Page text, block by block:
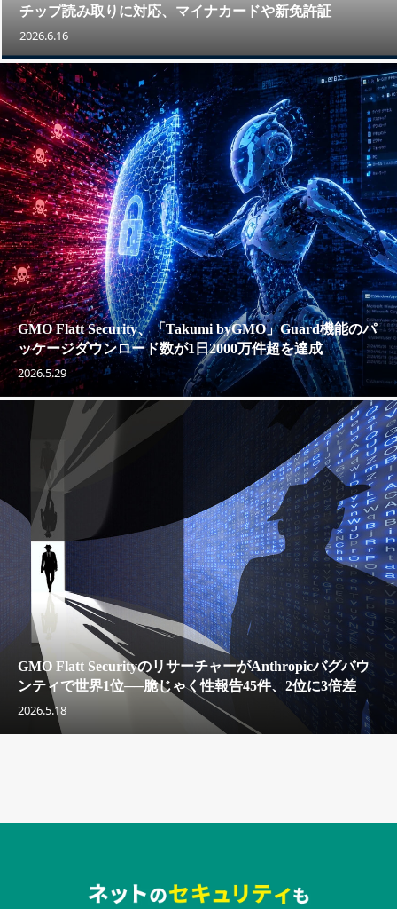
チップ読み取りに対応、マイナカードや新免許証
2026.6.16
GMO Flatt Security、「Takumi byGMO」Guard機能のパ
ッケージダウンロード数が1日2000万件超を達成
2026.5.29
GMO Flatt SecurityのリサーチャーがAnthropicバグバウ
ンティで世界1位──脆じゃく性報告45件、2位に3倍差
2026.5.18
セキュリティキャンペーンでのバナー